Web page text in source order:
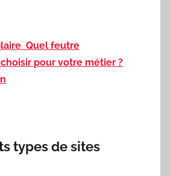
Quel feutre
pour votre métier ?
types de sites